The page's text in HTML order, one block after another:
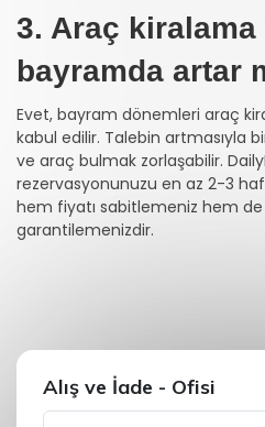
3. Araç kiralama
bayramda artar
Evet, bayram dönemleri araç
kabul edilir. Talebin artmasıyla
ve araç bulmak zorlaşabilir.
rezervasyonunuzu en az 2-3
hem fiyatı sabitlemeniz hem de
garantilemenizdir.
Alış ve İade - Ofisi